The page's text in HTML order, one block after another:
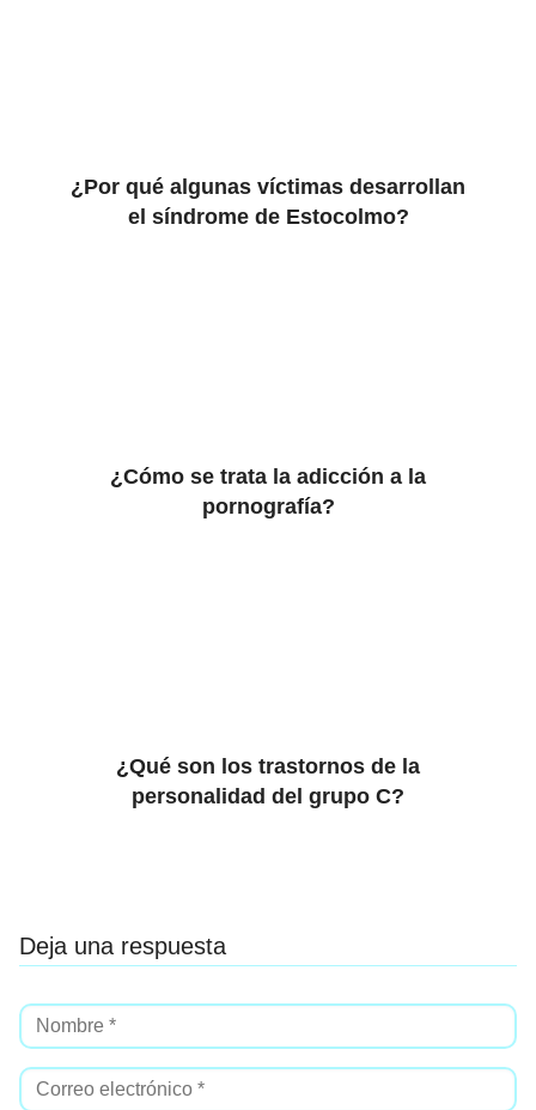
¿Por qué algunas víctimas desarrollan
el síndrome de Estocolmo?
¿Cómo se trata la adicción a la
pornografía?
¿Qué son los trastornos de la
personalidad del grupo C?
Deja una respuesta